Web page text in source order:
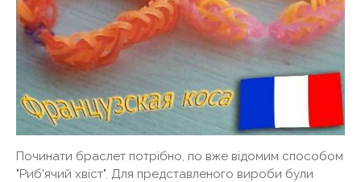
Починати браслет потрібно, по вже відомим способом
"Риб'ячий хвіст". Для представленого вироби були